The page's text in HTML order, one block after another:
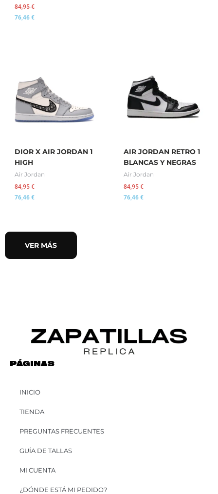
84,95€
76,46 €
DIOR X AIR JORDAN 1
HIGH
Air Jordan
84,95€
76,46 €
AIR JORDAN RETRO 1
BLANCAS Y NEGRAS
Air Jordan
84,95€
76,46 €
VER MÁS
PÁGINAS
INICIO
TIENDA
PREGUNTAS FRECUENTES
GUÍA DE TALLAS
MI CUENTA
¿DÓNDE ESTÁ MI PEDIDO?